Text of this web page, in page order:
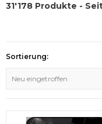
31'178 Produkte -
Sortierung:
Neu eingetroffen